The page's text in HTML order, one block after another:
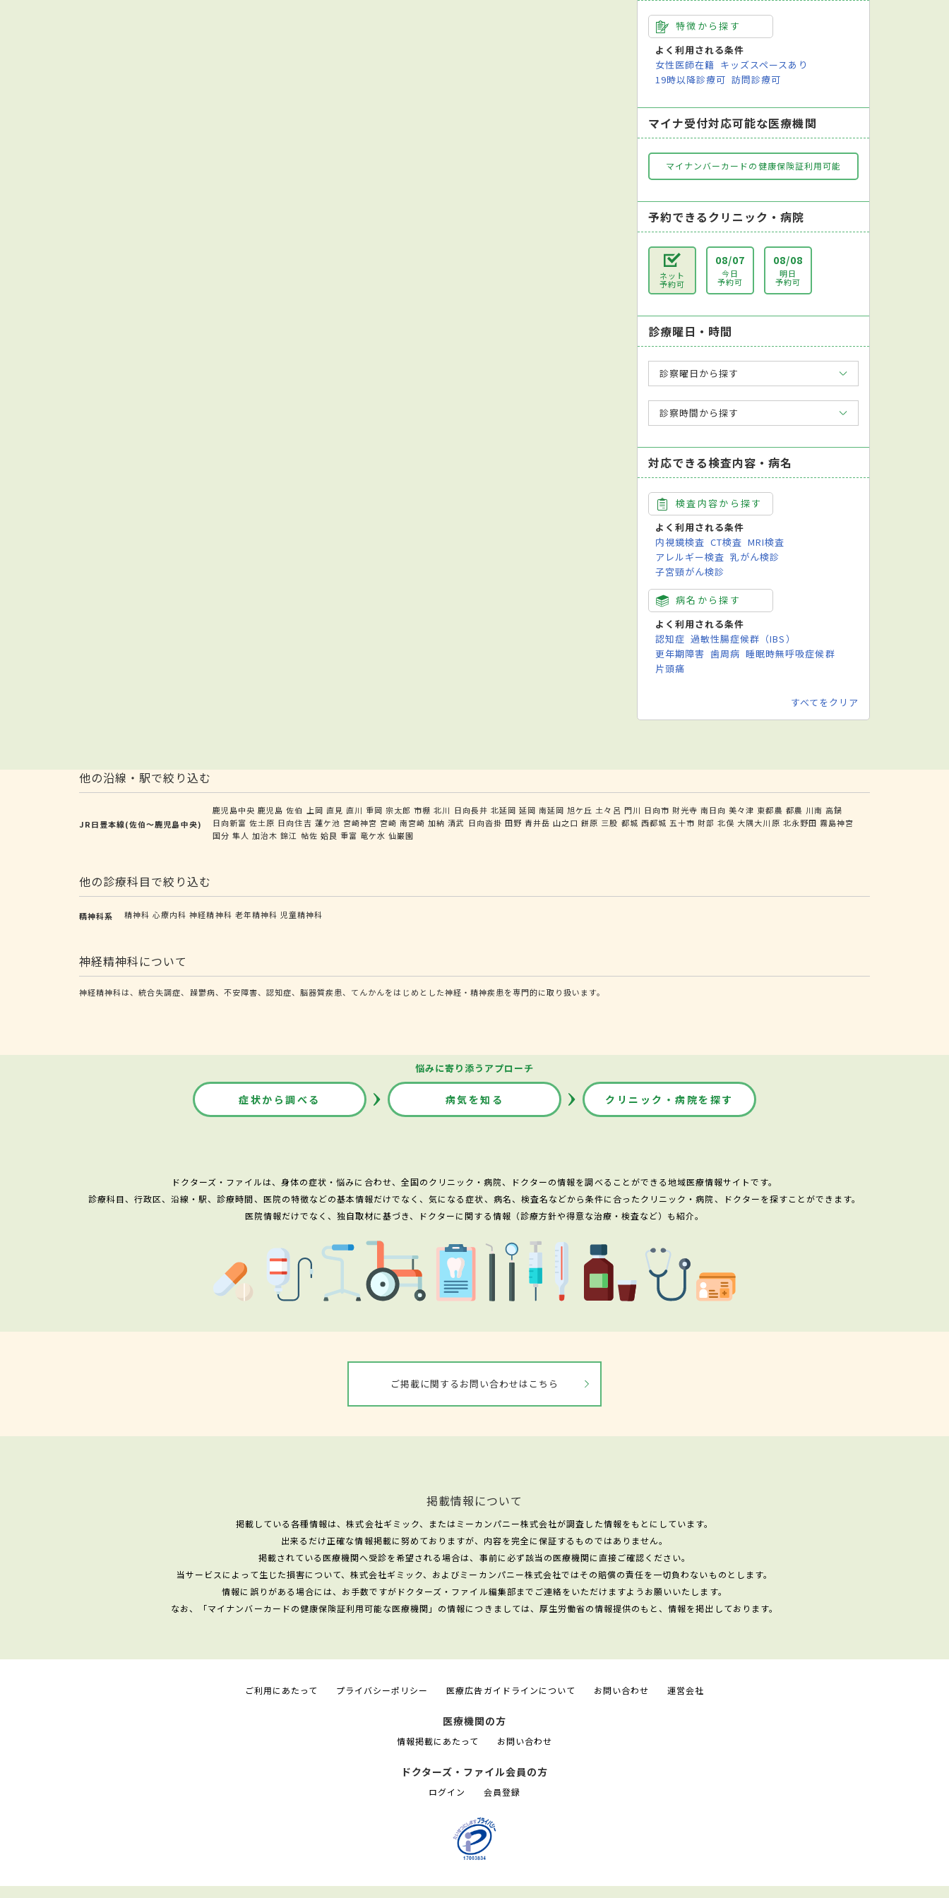
特徴から探す
よく利用される条件
女性医師在籍 キッズスペースあり
19時以降診療可 訪問診療可
マイナ受付対応可能な医療機関
マイナンバーカードの健康保険証利用可能
予約できるクリニック・病院
ネット
予約可
08/07
今日
予約可
08/08
明日
予約可
診療曜日・時間
診察曜日から探す
診察時間から探す
対応できる検査内容・病名
検査内容から探す
よく利用される条件
内視鏡検査 CT検査 MRI検査
アレルギー検査 乳がん検診
子宮頸がん検診
病名から探す
よく利用される条件
認知症 過敏性腸症候群（IBS）
更年期障害 歯周病 睡眠時無呼吸症候群
片頭痛
すべてをクリア
他の沿線・駅で絞り込む
JR日豊本線(佐伯～鹿児島中央)
鹿児島中央 鹿児島 佐伯 上岡 直見 直川 重岡 宗太郎 市棚 北川 日向長井 北延岡 延岡 南延岡 旭ケ丘 土々呂 門川 日向市 財光寺 南日向 美々津 東都農 都農 川南 高鍋
日向新富 佐土原 日向住吉 蓮ケ池 宮崎神宮 宮崎 南宮崎 加納 清武 日向沓掛 田野 青井岳 山之口 餅原 三股 都城 西都城 五十市 財部 北俣 大隅大川原 北永野田 霧島神宮
国分 隼人 加治木 錦江 帖佐 姶良 重富 竜ケ水 仙巌園
他の診療科目で絞り込む
精神科系 精神科 心療内科 神経精神科 老年精神科 児童精神科
神経精神科について
神経精神科は、統合失調症、躁鬱病、不安障害、認知症、脳器質疾患、てんかんをはじめとした神経・精神疾患を専門的に取り扱います。
悩みに寄り添うアプローチ
症状から調べる 病気を知る クリニック・病院を探す
ドクターズ・ファイルは、身体の症状・悩みに合わせ、全国のクリニック・病院、ドクターの情報を調べることができる地域医療情報サイトです。
診療科目、行政区、沿線・駅、診療時間、医院の特徴などの基本情報だけでなく、気になる症状、病名、検査名などから条件に合ったクリニック・病院、ドクターを探すことができます。
医院情報だけでなく、独自取材に基づき、ドクターに関する情報（診療方針や得意な治療・検査など）も紹介。
ご掲載に関するお問い合わせはこちら
掲載情報について
掲載している各種情報は、株式会社ギミック、またはミーカンパニー株式会社が調査した情報をもとにしています。
出来るだけ正確な情報掲載に努めておりますが、内容を完全に保証するものではありません。
掲載されている医療機関へ受診を希望される場合は、事前に必ず該当の医療機関に直接ご確認ください。
当サービスによって生じた損害について、株式会社ギミック、およびミーカンパニー株式会社ではその賠償の責任を一切負わないものとします。
情報に誤りがある場合には、お手数ですがドクターズ・ファイル編集部までご連絡をいただけますようお願いいたします。
なお、「マイナンバーカードの健康保険証利用可能な医療機関」の情報につきましては、厚生労働省の情報提供のもと、情報を掲出しております。
ご利用にあたって プライバシーポリシー 医療広告ガイドラインについて お問い合わせ 運営会社
医療機関の方
情報掲載にあたって お問い合わせ
ドクターズ・ファイル会員の方
ログイン 会員登録